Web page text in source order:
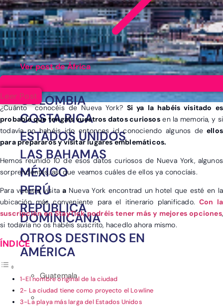
Ver post de África
ARGENTINA
COLOMBIA
COSTA RICA
ESTADOS UNIDOS
LAS BAHAMAS
MÉXICO
PERÚ
REPÚBLICA
DOMINICANA
OTROS DESTINOS EN
AMÉRICA
Guatemala
Leer Post
¿Cuánto conocéis de Nueva York? Si ya la habéis visitado es
probable que tengáis vuestros datos curiososen la memoria, y si
todavía no habéis ido entonces id conociendo algunos de ellos
para prepararos y visitar lugares emblemáticos.
Hemos reunido 10 de esos datos curiosos de Nueva York, algunos
sorprendentes, así que veamos cuáles de ellos ya conocíais.
Para vuestra visitaa Nueva York encontrad un hotel que esté en la
ubicación más conveniente para el itinerario planificado.Con la
suscripción en StayTick podréis tener más y mejores opciones,
si todavía no os habéis suscrito, hacedlo ahora mismo.
1-El nombre original de la ciudad
2- La ciudad tiene como proyecto el Lowline
3-La playa más larga del Estados Unidos